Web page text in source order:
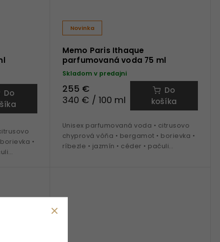
Do
•
Novinka
Memo Paris Ithaque
parfumovaná voda 75 ml
Skladom v predajni
255 €
340 € / 100 ml
Do
košíka
Unisex parfumovaná voda • citrusovo
chyprová vôňa • bergamot • borievka •
ríbezle • jazmín • céder • pačuli